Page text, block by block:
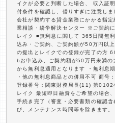
イクが必要と判断した場合、 収入証
付条件を確認し、借りすぎに注意し
会社が契約する貸金業務にかかる指
業相談・紛争解決センター ※ご契約
レイク ■無利息に関して 365日間無
込み・ご契約、ご契約額が50万円以
の提出とレイクでの登録が完了の方
bお申込み、ご契約額が50万円未満
から無利息適用となります ・無利息
・他の無利息商品との併用不可 商号
登録番号：関東財務局長(11) 第
レイク 最短即日融資をご希望の場合
手続き完了（審査・必要書類の確認
び、メンテナンス時間等を除きます。